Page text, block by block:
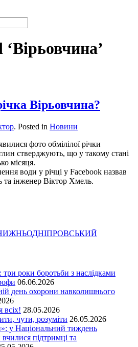
‘Вірьовчина’
Вірьовчина?
. Posted in Новини
фото обмілілої річки
стверджують, що у такому стані
місяця.
води у річці у Facebook назвав
та інженер Віктор Хмель.
три роки боротьби з наслідками
06.06.2026
день охорони навколишнього
всіх! 28.05.2026
чути, розуміти 26.05.2026
у Національний тиждень
вчилися підтримці та